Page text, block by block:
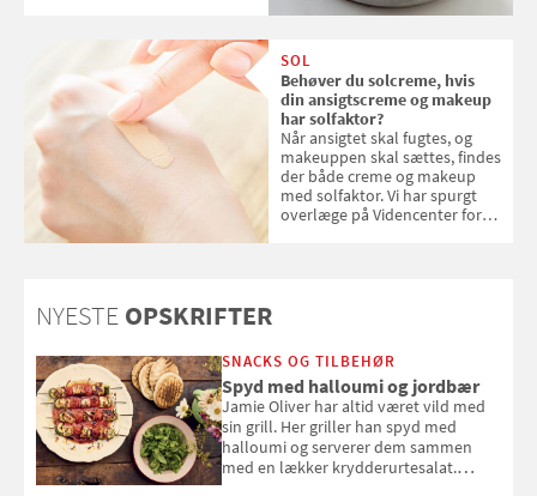
SOL
Behøver du solcreme, hvis
din ansigtscreme og makeup
har solfaktor?
Når ansigtet skal fugtes, og
makeuppen skal sættes, findes
der både creme og makeup
med solfaktor. Vi har spurgt
overlæge på Videncenter for
NYESTE OPSKRIFTER
SNACKS OG TILBEHØR
Spyd med halloumi og jordbær
Jamie Oliver har altid været vild med
sin grill. Her griller han spyd med
halloumi og serverer dem sammen
med en lækker krydderurtesalat.